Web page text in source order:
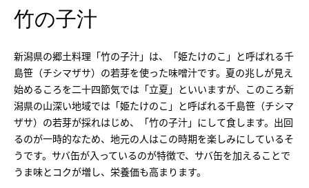
竹の子汁
新潟県の郷土料理「竹の子汁」は、「姫たけのこ」と呼ばれる千
島笹（チシマザサ）の若芽を使った味噌汁です。夏の兆しが見え
始めるころを二十四節気では「立夏」といいますが、このころ新
潟県の山深い地域では「姫たけのこ」と呼ばれる千島笹（チシマ
ザサ）の若芽が採れはじめ、「竹の子汁」にして食します。出回
るのが一時的なため、地元の人はこの時期を楽しみにしているそ
うです。サバ缶が入っているのが特徴で、サバ缶を加えることで
うま味とコクが増し、栄養価も高まります。